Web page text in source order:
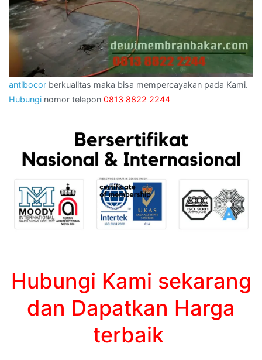
antibocor berkualitas maka bisa mempercayakan pada Kami.
Hubungi nomor telepon 0813 8822 2244
Hubungi Kami sekarang
dan Dapatkan Harga
terbaik